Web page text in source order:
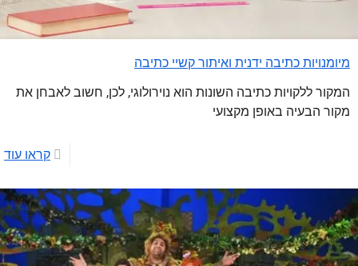
מיומנויות כתיבה ידנית ואיתור קשיי כתיבה
המקור ללקויות כתיבה השונות הוא נוירולוגי, לכן, חשוב לאבחן את
מקור הבעיה באופן מקצועי
קראו עוד